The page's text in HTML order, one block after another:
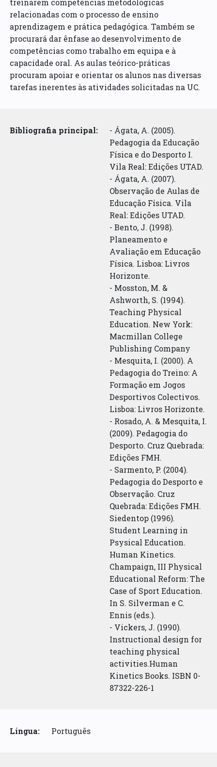
treinarem competências metodológicas
relacionadas com o processo de ensino
aprendizagem e prática pedagógica. Também se
procurará dar ênfase ao desenvolvimento de
competências como trabalho em equipa e à
capacidade oral. As aulas teórico-práticas
procuram apoiar e orientar os alunos nas diversas
tarefas inerentes às atividades solicitadas na UC.
Bibliografia principal:
- Ágata, A. (2005).
Pedagogia da Educação
Física e do Desporto I.
Vila Real: Edições UTAD.
- Ágata, A. (2007).
Observação de Aulas de
Educação Física. Vila
Real: Edições UTAD.
- Bento, J. (1998).
Planeamento e
Avaliação em Educação
Física. Lisboa: Livros
Horizonte.
- Mosston, M. &
Ashworth, S. (1994).
Teaching Physical
Education. New York:
Macmillan College
Publishing Company
- Mesquita, I. (2000). A
Pedagogia do Treino: A
Formação em Jogos
Desportivos Colectivos.
Lisboa: Livros Horizonte.
- Rosado, A. & Mesquita, I.
(2009). Pedagogia do
Desporto. Cruz Quebrada:
Edições FMH.
- Sarmento, P. (2004).
Pedagogia do Desporto e
Observação. Cruz
Quebrada: Edições FMH.
Siedentop (1996).
Student Learning in
Psysical Education.
Human Kinetics.
Champaign, III Physical
Educational Reform: The
Case of Sport Education.
In S. Silverman e C.
Ennis (eds.).
- Vickers, J. (1990).
Instructional design for
teaching physical
activities.Human
Kinetics Books. ISBN 0-
87322-226-1
Língua: Português